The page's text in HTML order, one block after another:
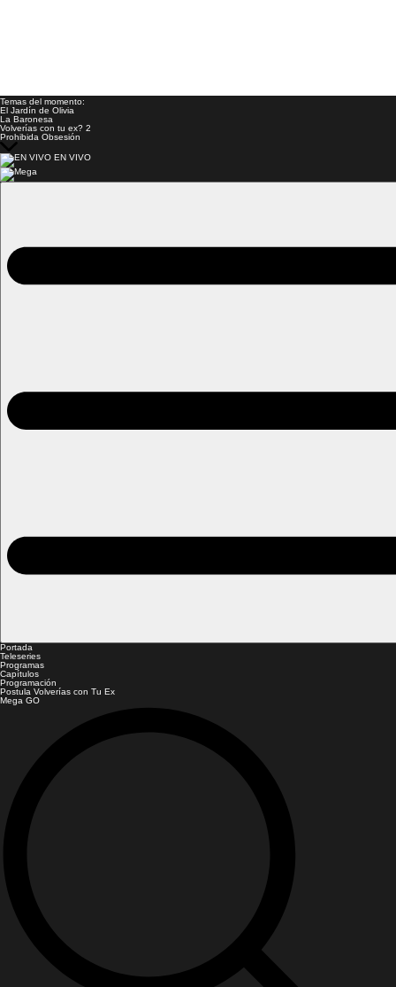
Temas del momento:
El Jardín de Olivia
La Baronesa
Volverías con tu ex? 2
Prohibida Obsesión
EN VIVO
Portada
Teleseries
Programas
Capítulos
Programación
Postula Volverías con Tu Ex
Mega GO